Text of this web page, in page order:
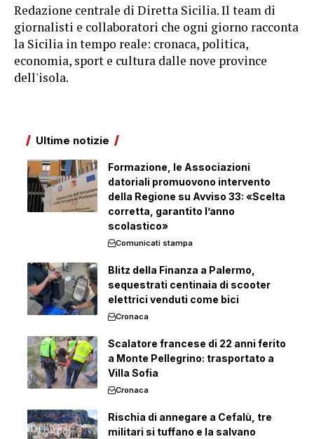
Redazione centrale di Diretta Sicilia. Il team di
giornalisti e collaboratori che ogni giorno racconta
la Sicilia in tempo reale: cronaca, politica,
economia, sport e cultura dalle nove province
dell'isola.
Ultime notizie
Formazione, le Associazioni
datoriali promuovono intervento
della Regione su Avviso 33: «Scelta
corretta, garantito l’anno
scolastico»
Comunicati stampa
Blitz della Finanza a Palermo,
sequestrati centinaia di scooter
elettrici venduti come bici
Cronaca
Scalatore francese di 22 anni ferito
a Monte Pellegrino: trasportato a
Villa Sofia
Cronaca
Rischia di annegare a Cefalù, tre
militari si tuffano e la salvano